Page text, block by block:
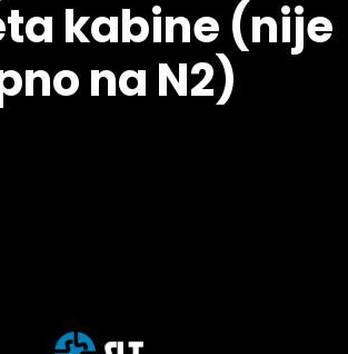
kabine (nije
na N2)